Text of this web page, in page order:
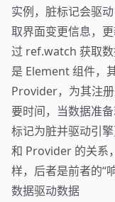
实例，脏标记会驱
取界面变更信息，
过 ref.watch 获取
是 Element 组件，
Provider，为其注
要时间，当数据准
标记为脏并驱动引
和 Provider 的关系
样，后者是前者的“
数据驱动数据